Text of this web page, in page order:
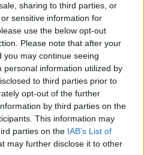
sharing to third parties, or
sensitive information for
use the below opt-out
Please note that after your
may continue seeing
personal information utilized by
to third parties prior to
opt-out of the further
by third parties on the
This information may
parties on the IAB’s List of
may further disclose it to other
gli assalitori anche del
Giuliano Castellino
posto nonostante
sorveglianza speciale.
Nardulli , elemento
di Avanguardia
di Avanguardia
nel 1976 per